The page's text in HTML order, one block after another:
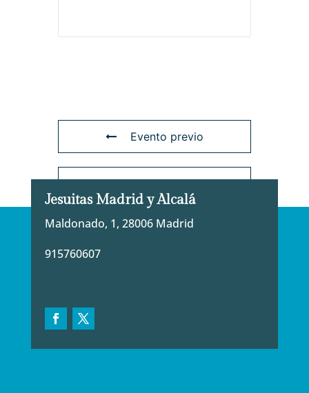
Evento previo
Evento siguiente
Jesuitas Madrid y Alcalá
Maldonado, 1, 28006 Madrid
915760607